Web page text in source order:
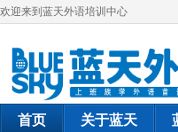
欢迎来到蓝天外语培训中心
首页 关于蓝天